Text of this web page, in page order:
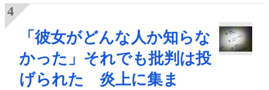
「彼女がどんな人か知らな
かった」それでも批判は投
げられた 炎上に集ま